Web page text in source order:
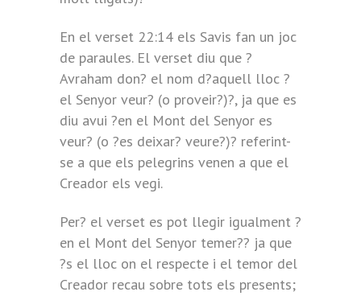
En el verset 22:14 els Savis fan un joc
de paraules. El verset diu que ?
Avraham don? el nom d?aquell lloc ?
el Senyor veur? (o proveir?)?, ja que es
diu avui ?en el Mont del Senyor es
veur? (o ?es deixar? veure?)? referint-
se a que els pelegrins venen a que el
Creador els vegi.
Per? el verset es pot llegir igualment ?
en el Mont del Senyor temer?? ja que
?s el lloc on el respecte i el temor del
Creador recau sobre tots els presents;